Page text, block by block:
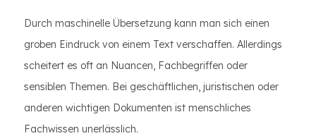
Durch maschinelle Übersetzung kann man sich einen
groben Eindruck von einem Text verschaffen. Allerdings
scheitert es oft an Nuancen, Fachbegriffen oder
sensiblen Themen. Bei geschäftlichen, juristischen oder
anderen wichtigen Dokumenten ist menschliches
Fachwissen unerlässlich.